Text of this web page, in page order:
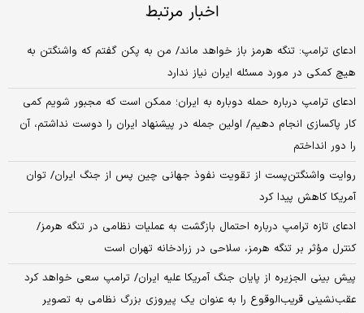
اخبار مرتبط
ادعای ترامپ: تنگه هرمز باز خواهد ماند/ من به پکن گفتم که واشنگتن به
هیچ کمکی در مورد مسئله ایران نیاز ندارد
ادعای ترامپ درباره حمله دوباره به ایران؛ ممکن است که مجبور شویم کمی
کار پاکسازی انجام دهیم/ اولین جمله در پیشنهاد ایران را دوست نداشتم، آن
را دور انداختم
روایت واشنگتن‌پست از تقویت نفوذ جهانی چین پس از جنگ ایران/ توان
آمریکا کاهش پیدا کرد
ادعای تازه ترامپ درباره احتمال بازگشت به عملیات نظامی در تنگه هرمز/
کنترل مؤثر بر تنگه هرمز، سلاحی در زرادخانه تهران است
پیش بینی الجزیره از پایان جنگ آمریکا علیه ایران/ ترامپ سعی خواهد کرد
عقب‌نشینی قریب‌الوقوع را به عنوان یک پیروزی بزرگ نظامی به تصویر